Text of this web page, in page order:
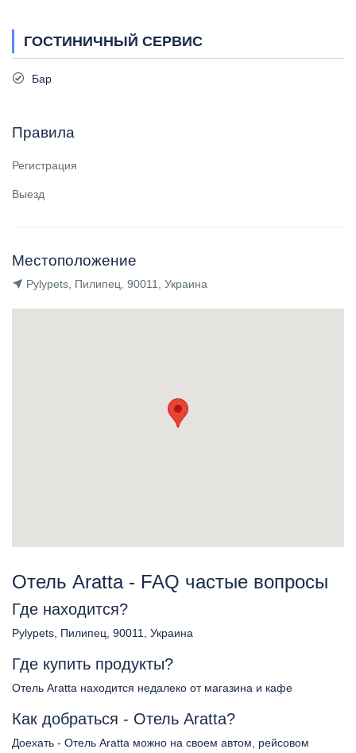
ГОСТИНИЧНЫЙ СЕРВИС
Бар
Правила
Регистрация
Выезд
Местоположение
Pylypets, Пилипец, 90011, Украина
Отель Aratta - FAQ частые вопросы
Где находится?
Pylypets, Пилипец, 90011, Украина
Где купить продукты?
Отель Aratta находится недалеко от магазина и кафе
Как добраться - Отель Aratta?
Доехать - Отель Aratta можно на своем автом, рейсовом